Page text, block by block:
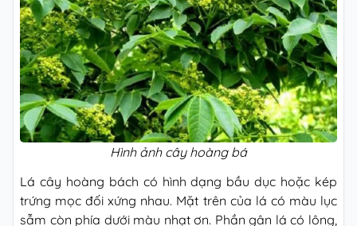
Hình ảnh cây hoàng bá
Lá cây hoàng bách có hình dạng bầu dục hoặc kép
trứng mọc đối xứng nhau. Mặt trên của lá có màu lục
sẫm còn phía dưới màu nhạt ơn. Phần gân lá có lông,